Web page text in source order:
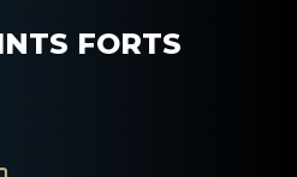
FORTS